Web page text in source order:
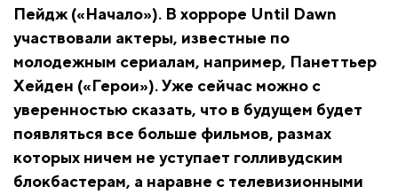
Пейдж («Начало»). В хорроре Until Dawn
участвовали актеры, известные по
молодежным сериалам, например, Панеттьер
Хейден («Герои»). Уже сейчас можно с
уверенностью сказать, что в будущем будет
появляться все больше фильмов, размах
которых ничем не уступает голливудским
блокбастерам, а наравне с телевизионными